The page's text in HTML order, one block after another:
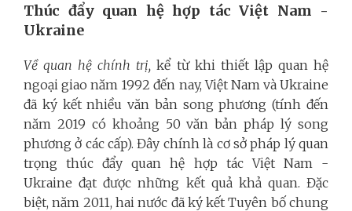
Thúc đẩy quan hệ hợp tác Việt Nam -
Ukraine
Về quan hệ chính trị,kể từ khi thiết lập quan hệ
ngoại giao năm 1992 đến nay, Việt Nam và Ukraine
đã ký kết nhiều văn bản song phương (tính đến
năm 2019 có khoảng 50 văn bản pháp lý song
phương ở các cấp). Đây chính là cơ sở pháp lý quan
trọng thúc đẩy quan hệ hợp tác Việt Nam -
Ukraine đạt được những kết quả khả quan. Đặc
biệt, năm 2011, hai nước đã ký kết Tuyên bố chung